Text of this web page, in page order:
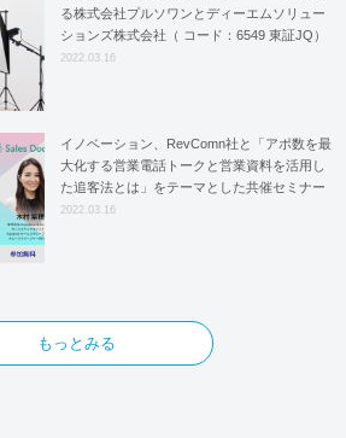
る株式会社プルソワンとディーエムソリュー
ションズ株式会社（ コード：6549 東証JQ）
はYFOSにおけるロジスティクスパートナー
2022.03.16
イノベーション、RevComn社と「アポ数を最
大化する営業電話トークと営業資料を活用し
た追客法とは」をテーマとした共催セミナー
を開催！
2022.03.16
もっとみる